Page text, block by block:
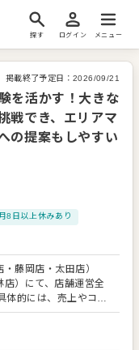
探す ログイン メニュー
掲載終了予定日： 2026/09/21
を活かす！大きな
戦でき、エリアマ
の提案もしやすい
月8日以上休みあり
藤岡店・太田店）
）にて、店舗運営全
体的には、売上やコス
育・シフト作成をお任
や調理管理、販促企